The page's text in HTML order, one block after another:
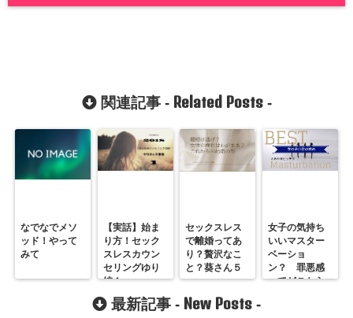
関連記事 - Related Posts-
なでなでメソ
ッド！やって
みて
【実話】始ま
り方！セック
スレスカウン
セリングゆり
編１
セックスレス
で離婚ってあ
り？贅沢なこ
と？葵さん５
女子の気持ち
いいマスター
ベーショ
ン？ 罪悪感
ってどこから
最新記事 - New Posts -